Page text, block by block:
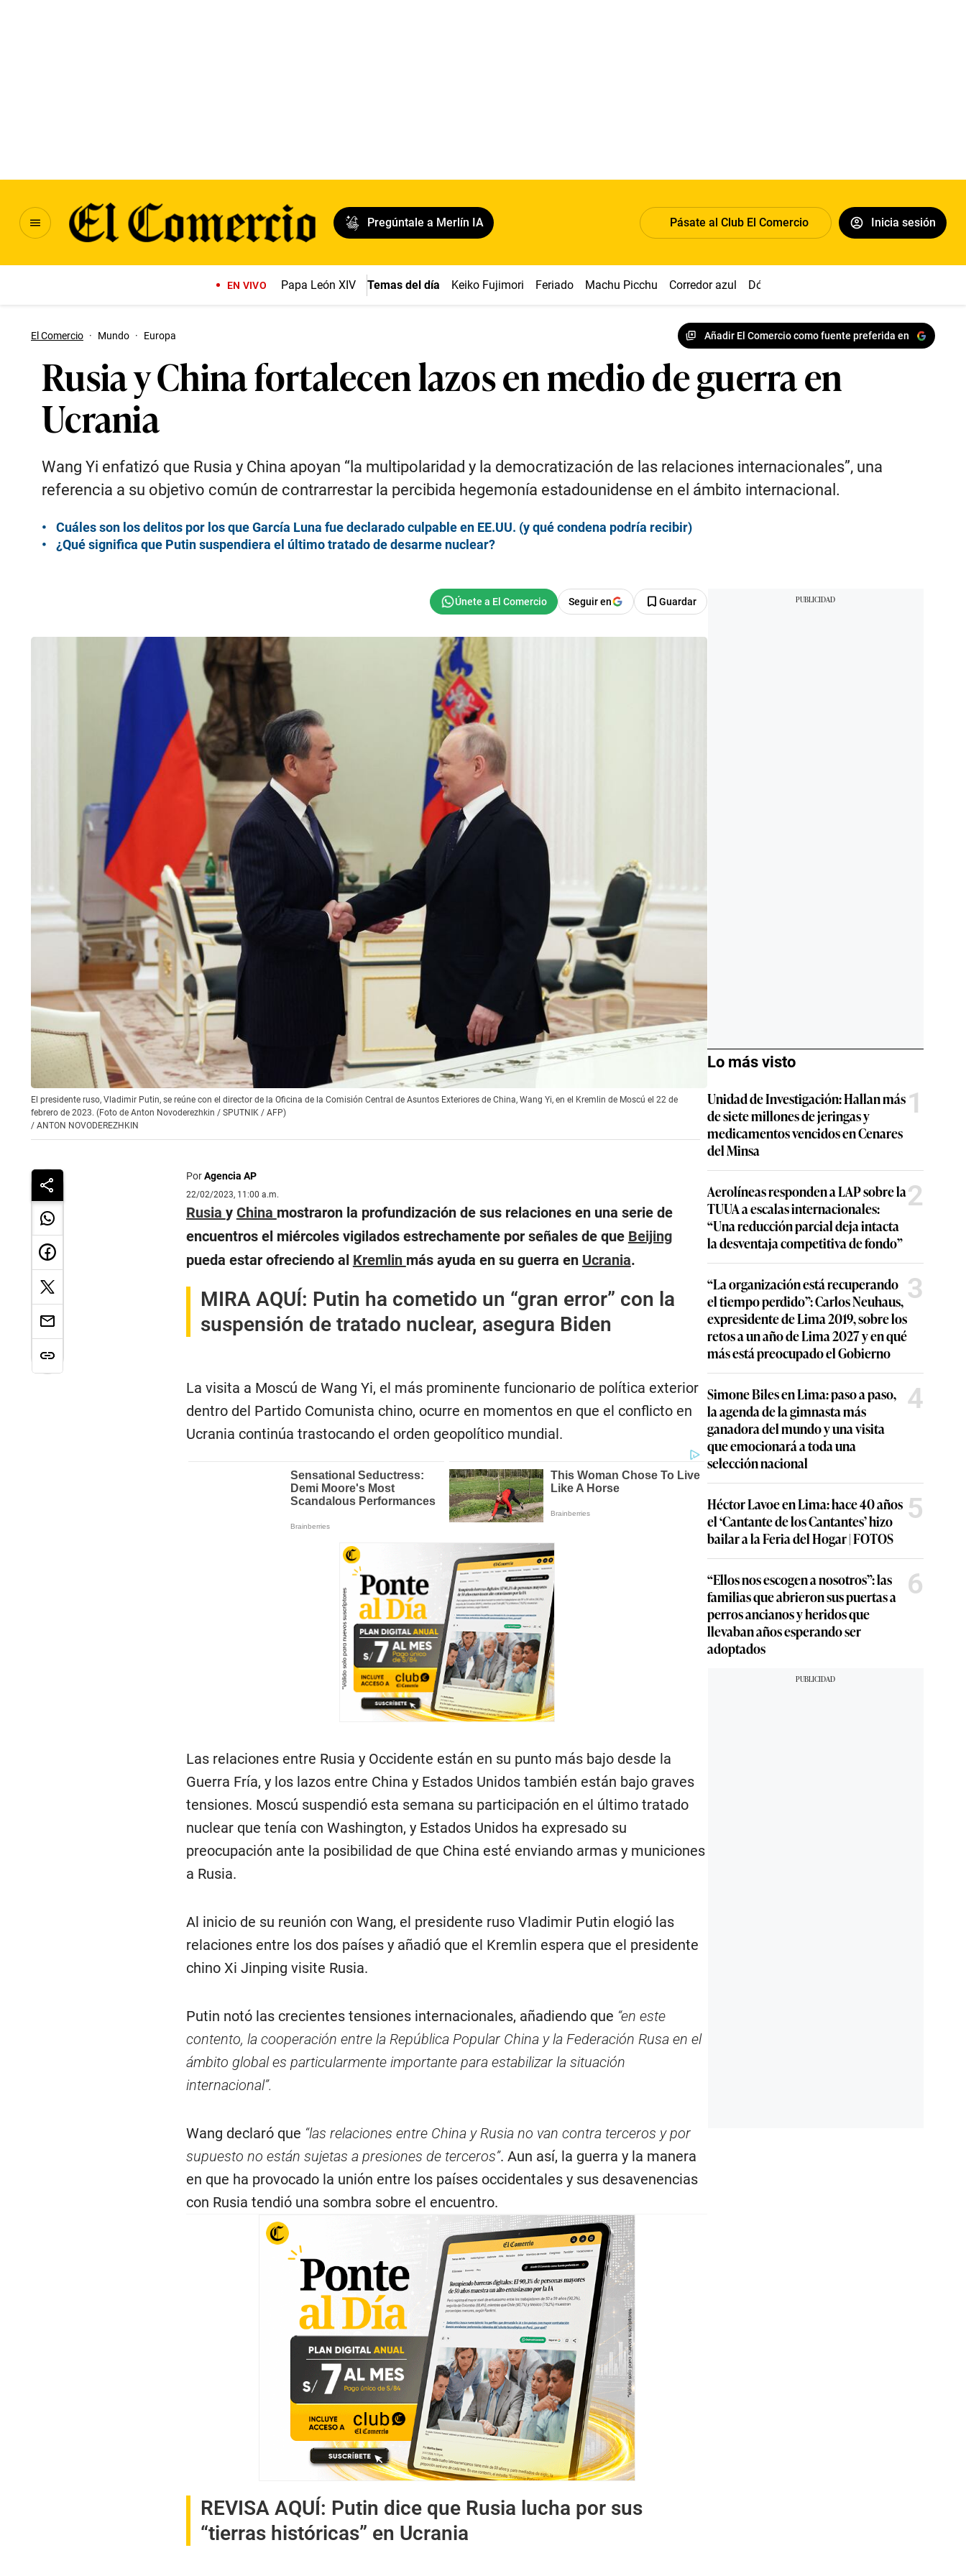
Pregúntale a Merlín IA Pásate al Club El Comercio Inicia sesión
EN VIVO Papa León XIV Temas del día Keiko Fujimori Feriado Machu Picchu Corredor azul Dólar
El Comercio · Mundo · Europa Añadir El Comercio como fuente preferida en
Rusia y China fortalecen lazos en medio de guerra en
Ucrania
Wang Yi enfatizó que Rusia y China apoyan “la multipolaridad y la democratización de las relaciones internacionales”, una
referencia a su objetivo común de contrarrestar la percibida hegemonía estadounidense en el ámbito internacional.
Cuáles son los delitos por los que García Luna fue declarado culpable en EE.UU. (y qué condena podría recibir)
¿Qué significa que Putin suspendiera el último tratado de desarme nuclear?
Seguir en Guardar
El presidente ruso, Vladimir Putin, se reúne con el director de la Oficina de la Comisión Central de Asuntos Exteriores de China, Wang Yi, en el Kremlin de Moscú el 22 de
febrero de 2023. (Foto de Anton Novoderezhkin / SPUTNIK / AFP)
/ ANTON NOVODEREZHKIN
PorAgencia AP
22/02/2023, 11:00 a.m.
Rusia y China mostraron la profundización de sus relaciones en una serie de
encuentros el miércoles vigilados estrechamente por señales de que Beijing
pueda estar ofreciendo al Kremlin más ayuda en su guerra en Ucrania.
MIRA AQUÍ: Putin ha cometido un “gran error” con la
suspensión de tratado nuclear, asegura Biden
La visita a Moscú de Wang Yi, el más prominente funcionario de política exterior
dentro del Partido Comunista chino, ocurre en momentos en que el conflicto en
Ucrania continúa trastocando el orden geopolítico mundial.
Las relaciones entre Rusia y Occidente están en su punto más bajo desde la
Guerra Fría, y los lazos entre China y Estados Unidos también están bajo graves
tensiones. Moscú suspendió esta semana su participación en el último tratado
nuclear que tenía con Washington, y Estados Unidos ha expresado su
preocupación ante la posibilidad de que China esté enviando armas y municiones
a Rusia.
Al inicio de su reunión con Wang, el presidente ruso Vladimir Putin elogió las
relaciones entre los dos países y añadió que el Kremlin espera que el presidente
chino Xi Jinping visite Rusia.
Putin notó las crecientes tensiones internacionales, añadiendo que “en este
contento, la cooperación entre la República Popular China y la Federación Rusa en el
ámbito global es particularmente importante para estabilizar la situación
internacional”.
Wang declaró que “las relaciones entre China y Rusia no van contra terceros y por
supuesto no están sujetas a presiones de terceros”. Aun así, la guerra y la manera
en que ha provocado la unión entre los países occidentales y sus desavenencias
con Rusia tendió una sombra sobre el encuentro.
REVISA AQUÍ: Putin dice que Rusia lucha por sus
“tierras históricas” en Ucrania
Lo más visto
Unidad de Investigación: Hallan más
de siete millones de jeringas y
medicamentos vencidos en Cenares
del Minsa
1
Aerolíneas responden a LAP sobre la
TUUA a escalas internacionales:
“Una reducción parcial deja intacta
la desventaja competitiva de fondo”
2
“La organización está recuperando
el tiempo perdido”: Carlos Neuhaus,
expresidente de Lima 2019, sobre los
retos a un año de Lima 2027 y en qué
más está preocupado el Gobierno
3
Simone Biles en Lima: paso a paso,
la agenda de la gimnasta más
ganadora del mundo y una visita
que emocionará a toda una
selección nacional
4
Héctor Lavoe en Lima: hace 40 años
el ‘Cantante de los Cantantes’ hizo
bailar a la Feria del Hogar | FOTOS
5
“Ellos nos escogen a nosotros”: las
familias que abrieron sus puertas a
perros ancianos y heridos que
llevaban años esperando ser
adoptados
6